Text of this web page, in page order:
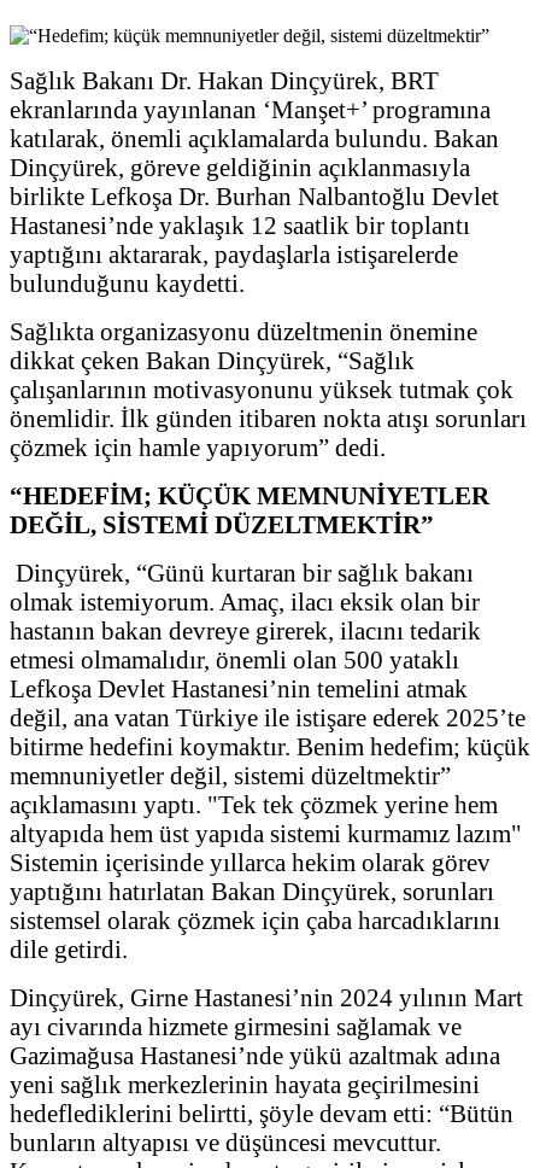
Sağlık Bakanı Dr. Hakan Dinçyürek, BRT
ekranlarında yayınlanan ‘Manşet+’ programına
katılarak, önemli açıklamalarda bulundu. Bakan
Dinçyürek, göreve geldiğinin açıklanmasıyla
birlikte Lefkoşa Dr. Burhan Nalbantoğlu Devlet
Hastanesi’nde yaklaşık 12 saatlik bir toplantı
yaptığını aktararak, paydaşlarla istişarelerde
bulunduğunu kaydetti.
Sağlıkta organizasyonu düzeltmenin önemine
dikkat çeken Bakan Dinçyürek, “Sağlık
çalışanlarının motivasyonunu yüksek tutmak çok
önemlidir. İlk günden itibaren nokta atışı sorunları
çözmek için hamle yapıyorum” dedi.
“HEDEFİM; KÜÇÜK MEMNUNİYETLER
DEĞİL, SİSTEMİ DÜZELTMEKTİR”
Dinçyürek, “Günü kurtaran bir sağlık bakanı
olmak istemiyorum. Amaç, ilacı eksik olan bir
hastanın bakan devreye girerek, ilacını tedarik
etmesi olmamalıdır, önemli olan 500 yataklı
Lefkoşa Devlet Hastanesi’nin temelini atmak
değil, ana vatan Türkiye ile istişare ederek 2025’te
bitirme hedefini koymaktır. Benim hedefim; küçük
memnuniyetler değil, sistemi düzeltmektir”
açıklamasını yaptı. "Tek tek çözmek yerine hem
altyapıda hem üst yapıda sistemi kurmamız lazım"
Sistemin içerisinde yıllarca hekim olarak görev
yaptığını hatırlatan Bakan Dinçyürek, sorunları
sistemsel olarak çözmek için çaba harcadıklarını
dile getirdi.
Dinçyürek, Girne Hastanesi’nin 2024 yılının Mart
ayı civarında hizmete girmesini sağlamak ve
Gazimağusa Hastanesi’nde yükü azaltmak adına
yeni sağlık merkezlerinin hayata geçirilmesini
hedeflediklerini belirtti, şöyle devam etti: “Bütün
bunların altyapısı ve düşüncesi mevcuttur.